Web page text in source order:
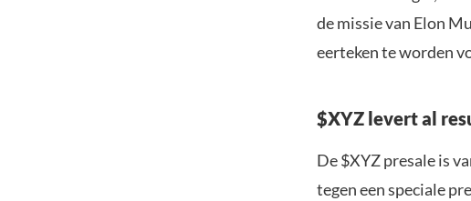
de missie van Elon
eerteken te worden
$XYZ levert al
De $XYZ presale is
tegen een speciale